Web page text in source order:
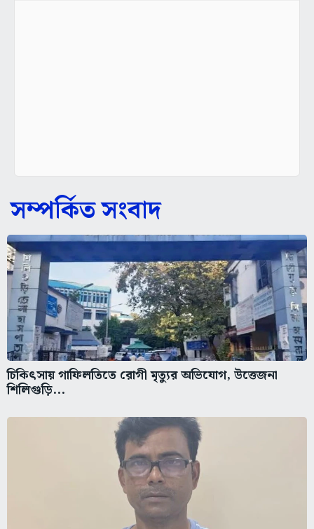
সম্পর্কিত সংবাদ
চিকিৎসায় গাফিলতিতে রোগী মৃত্যুর অভিযোগ, উত্তেজনা
শিলিগুড়ি...